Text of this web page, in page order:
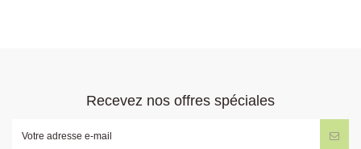
Recevez nos offres spéciales